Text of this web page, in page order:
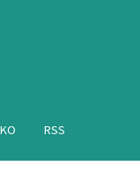
RSS